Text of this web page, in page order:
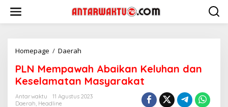
konten
Homepage / Daerah
Abaikan
Keluhan
dan
Keselamatan
PLN Mempawah Abaikan Keluhan dan
Keselamatan Masyarakat
Antarwaktu
11 Agustus 2023
Daerah, Headline